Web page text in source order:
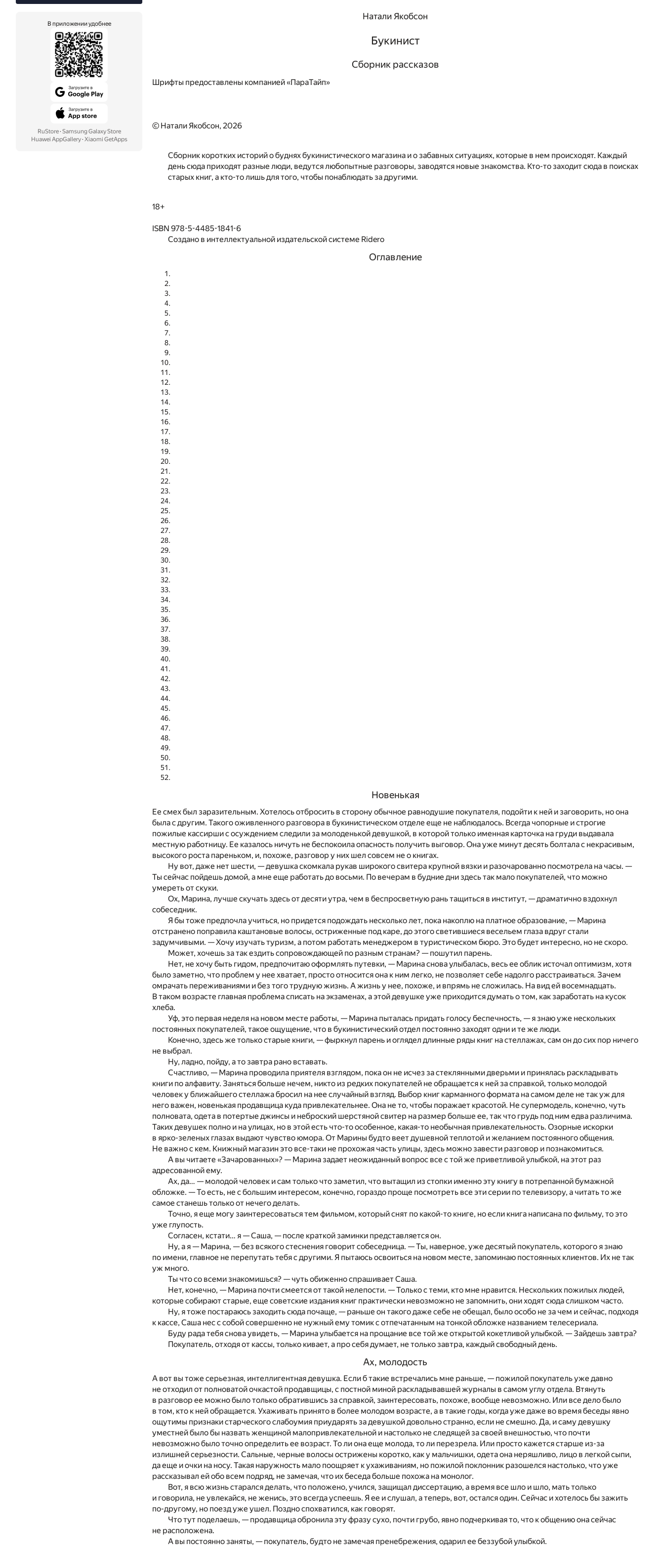
В приложении удобнее
RuStore· Samsung Galaxy Store
Huawei AppGallery· Xiaomi GetApps
Натали Якобсон
Букинист
Сборник рассказов
Шрифты предоставлены компанией «ПараТайп»
© Натали Якобсон, 2026
Сборник коротких историй о буднях букинистического магазина и о забавных ситуациях, которые в нем происходят. Каждый
день сюда приходят разные люди, ведутся любопытные разговоры, заводятся новые знакомства. Кто-то заходит сюда в поисках
старых книг, а кто-то лишь для того, чтобы понаблюдать за другими.
18+
ISBN 978-5-4485-1841-6
Создано в интеллектуальной издательской системе Ridero
Оглавление
Новенькая
Ее смех был заразительным. Хотелось отбросить в сторону обычное равнодушие покупателя, подойти к ней и заговорить, но она
была с другим. Такого оживленного разговора в букинистическом отделе еще не наблюдалось. Всегда чопорные и строгие
пожилые кассирши с осуждением следили за молоденькой девушкой, в которой только именная карточка на груди выдавала
местную работницу. Ее казалось ничуть не беспокоила опасность получить выговор. Она уже минут десять болтала с некрасивым,
высокого роста пареньком, и, похоже, разговор у них шел совсем не о книгах.
Ну вот, даже нет шести, — девушка скомкала рукав широкого свитера крупной вязки и разочарованно посмотрела на часы. —
Ты сейчас пойдешь домой, а мне еще работать до восьми. По вечерам в будние дни здесь так мало покупателей, что можно
умереть от скуки.
Ох, Марина, лучше скучать здесь от десяти утра, чем в беспросветную рань тащиться в институт, — драматично вздохнул
собеседник.
Я бы тоже предпочла учиться, но придется подождать несколько лет, пока накоплю на платное образование, — Марина
отстранено поправила каштановые волосы, остриженные под каре, до этого светившиеся весельем глаза вдруг стали
задумчивыми. — Хочу изучать туризм, а потом работать менеджером в туристическом бюро. Это будет интересно, но не скоро.
Может, хочешь за так ездить сопровождающей по разным странам? — пошутил парень.
Нет, не хочу быть гидом, предпочитаю оформлять путевки, — Марина снова улыбалась, весь ее облик источал оптимизм, хотя
было заметно, что проблем у нее хватает, просто относится она к ним легко, не позволяет себе надолго расстраиваться. Зачем
омрачать переживаниями и без того трудную жизнь. А жизнь у нее, похоже, и впрямь не сложилась. На вид ей восемнадцать.
В таком возрасте главная проблема списать на экзаменах, а этой девушке уже приходится думать о том, как заработать на кусок
хлеба.
Уф, это первая неделя на новом месте работы, — Марина пыталась придать голосу беспечность, — я знаю уже нескольких
постоянных покупателей, такое ощущение, что в букинистический отдел постоянно заходят одни и те же люди.
Конечно, здесь же только старые книги, — фыркнул парень и оглядел длинные ряды книг на стеллажах, сам он до сих пор ничего
не выбрал.
Ну, ладно, пойду, а то завтра рано вставать.
Счастливо, — Марина проводила приятеля взглядом, пока он не исчез за стеклянными дверьми и принялась раскладывать
книги по алфавиту. Заняться больше нечем, никто из редких покупателей не обращается к ней за справкой, только молодой
человек у ближайшего стеллажа бросил на нее случайный взгляд. Выбор книг карманного формата на самом деле не так уж для
него важен, новенькая продавщица куда привлекательнее. Она не то, чтобы поражает красотой. Не супермодель, конечно, чуть
полновата, одета в потертые джинсы и неброский шерстяной свитер на размер больше ее, так что грудь под ним едва различима.
Таких девушек полно и на улицах, но в этой есть что-то особенное, какая-то необычная привлекательность. Озорные искорки
в ярко-зеленых глазах выдают чувство юмора. От Марины будто веет душевной теплотой и желанием постоянного общения.
Не важно с кем. Книжный магазин это все-таки не прохожая часть улицы, здесь можно завести разговор и познакомиться.
А вы читаете «Зачарованных»? — Марина задает неожиданный вопрос все с той же приветливой улыбкой, на этот раз
адресованной ему.
Ах, да… — молодой человек и сам только что заметил, что вытащил из стопки именно эту книгу в потрепанной бумажной
обложке. — То есть, не с большим интересом, конечно, гораздо проще посмотреть все эти серии по телевизору, а читать то же
самое станешь только от нечего делать.
Точно, я еще могу заинтересоваться тем фильмом, который снят по какой-то книге, но если книга написана по фильму, то это
уже глупость.
Согласен, кстати… я — Саша, — после краткой заминки представляется он.
Ну, а я — Марина, — без всякого стеснения говорит собеседница. — Ты, наверное, уже десятый покупатель, которого я знаю
по имени, главное не перепутать тебя с другими. Я пытаюсь освоиться на новом месте, запоминаю постоянных клиентов. Их не так
уж много.
Ты что со всеми знакомишься? — чуть обиженно спрашивает Саша.
Нет, конечно, — Марина почти смеется от такой нелепости. — Только с теми, кто мне нравится. Нескольких пожилых людей,
которые собирают старые, еще советские издания книг практически невозможно не запомнить, они ходят сюда слишком часто.
Ну, я тоже постараюсь заходить сюда почаще, — раньше он такого даже себе не обещал, было особо не за чем и сейчас, подходя
к кассе, Саша нес с собой совершенно не нужный ему томик с отпечатанным на тонкой обложке названием телесериала.
Буду рада тебя снова увидеть, — Марина улыбается на прощание все той же открытой кокетливой улыбкой. — Зайдешь завтра?
Покупатель, отходя от кассы, только кивает, а про себя думает, не только завтра, каждый свободный день.
Ах, молодость
А вот вы тоже серьезная, интеллигентная девушка. Если б такие встречались мне раньше, — пожилой покупатель уже давно
не отходил от полноватой очкастой продавщицы, с постной миной раскладывавшей журналы в самом углу отдела. Втянуть
в разговор ее можно было только обратившись за справкой, заинтересовать, похоже, вообще невозможно. Или все дело было
в том, кто к ней обращается. Ухаживать принято в более молодом возрасте, а в такие годы, когда уже даже во время беседы явно
ощутимы признаки старческого слабоумия приударять за девушкой довольно странно, если не смешно. Да, и саму девушку
уместней было бы назвать женщиной малопривлекательной и настолько не следящей за своей внешностью, что почти
невозможно было точно определить ее возраст. То ли она еще молода, то ли перезрела. Или просто кажется старше из-за
излишней серьезности. Сальные, черные волосы острижены коротко, как у мальчишки, одета она неряшливо, лицо в легкой сыпи,
да еще и очки на носу. Такая наружность мало поощряет к ухаживаниям, но пожилой поклонник разошелся настолько, что уже
рассказывал ей обо всем подряд, не замечая, что их беседа больше похожа на монолог.
Вот, я всю жизнь старался делать, что положено, учился, защищал диссертацию, а время все шло и шло, мать только
и говорила, не увлекайся, не женись, это всегда успеешь. Я ее и слушал, а теперь, вот, остался один. Сейчас и хотелось бы зажить
по-другому, но поезд уже ушел. Поздно спохватился, как говорят.
Что тут поделаешь, — продавщица обронила эту фразу сухо, почти грубо, явно подчеркивая то, что к общению она сейчас
не расположена.
А вы постоянно заняты, — покупатель, будто не замечая пренебрежения, одарил ее беззубой улыбкой.